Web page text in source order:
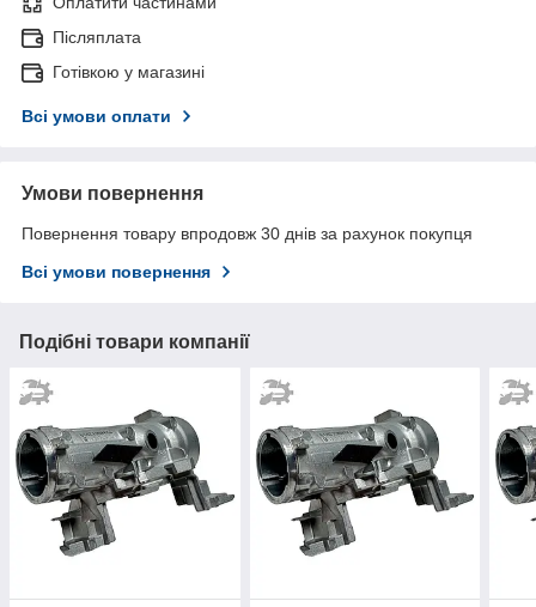
Післяплата
Готівкою у магазині
Всі умови оплати
Умови повернення
Повернення товару впродовж 30 днів за рахунок покупця
Всі умови повернення
Подібні товари компанії